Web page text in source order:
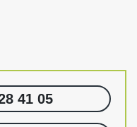
41 05